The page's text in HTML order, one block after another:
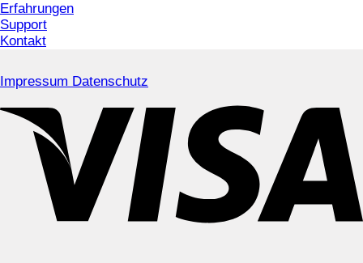
Erfahrungen
Support
Kontakt
Impressum Datenschutz